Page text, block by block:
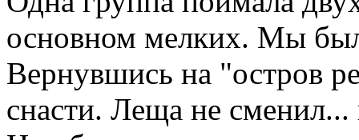
основном мелких. Мы
Вернувшись на "остров
снасти. Леща не сменил...